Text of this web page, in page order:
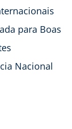
para Boas
Nacional